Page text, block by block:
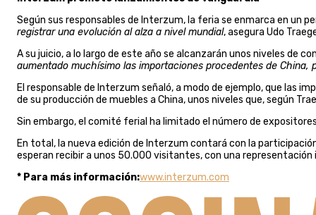
Según sus responsables de Interzum, la feria se enmarca en un
registrar una evolución al alza a nivel mundial, asegura Udo
A su juicio, a lo largo de este año se alcanzarán unos niveles de
aumentado muchísimo las importaciones procedentes de
El responsable de Interzum señaló, a modo de ejemplo, que las
de su producción de muebles a China, unos niveles que, según
Sin embargo, el comité ferial ha limitado el número de
En total, la nueva edición de Interzum contará con la
esperan recibir a unos 50.000 visitantes, con una representación
* Para más información:www.interzum.com